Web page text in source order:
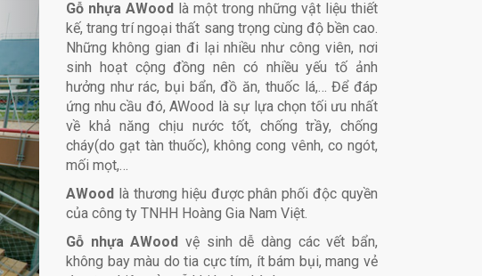
Gỗ nhựa AWood là một trong những vật liệu thiết
kế, trang trí ngoại thất sang trọng cùng độ bền cao.
Những không gian đi lại nhiều như công viên, nơi
sinh hoạt cộng đồng nên có nhiều yếu tố ảnh
hưởng như rác, bụi bẩn, đồ ăn, thuốc lá,… Để đáp
ứng nhu cầu đó, AWood là sự lựa chọn tối ưu nhất
về khả năng chịu nước tốt, chống trầy, chống
cháy(do gạt tàn thuốc), không cong vênh, co ngót,
mối mọt,…
AWood là thương hiệu được phân phối độc quyền
của công ty TNHH Hoàng Gia Nam Việt.
Gỗ nhựa AWood vệ sinh dễ dàng các vết bẩn,
không bay màu do tia cực tím, ít bám bụi, mang vẻ